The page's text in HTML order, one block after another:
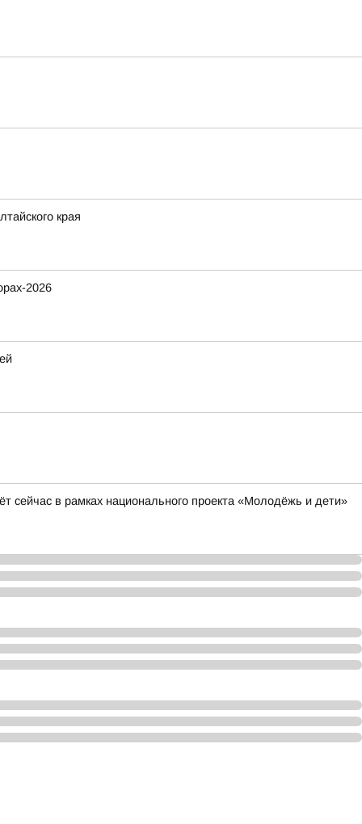
края
2026
в рамках национального проекта «Молодёжь и дети»